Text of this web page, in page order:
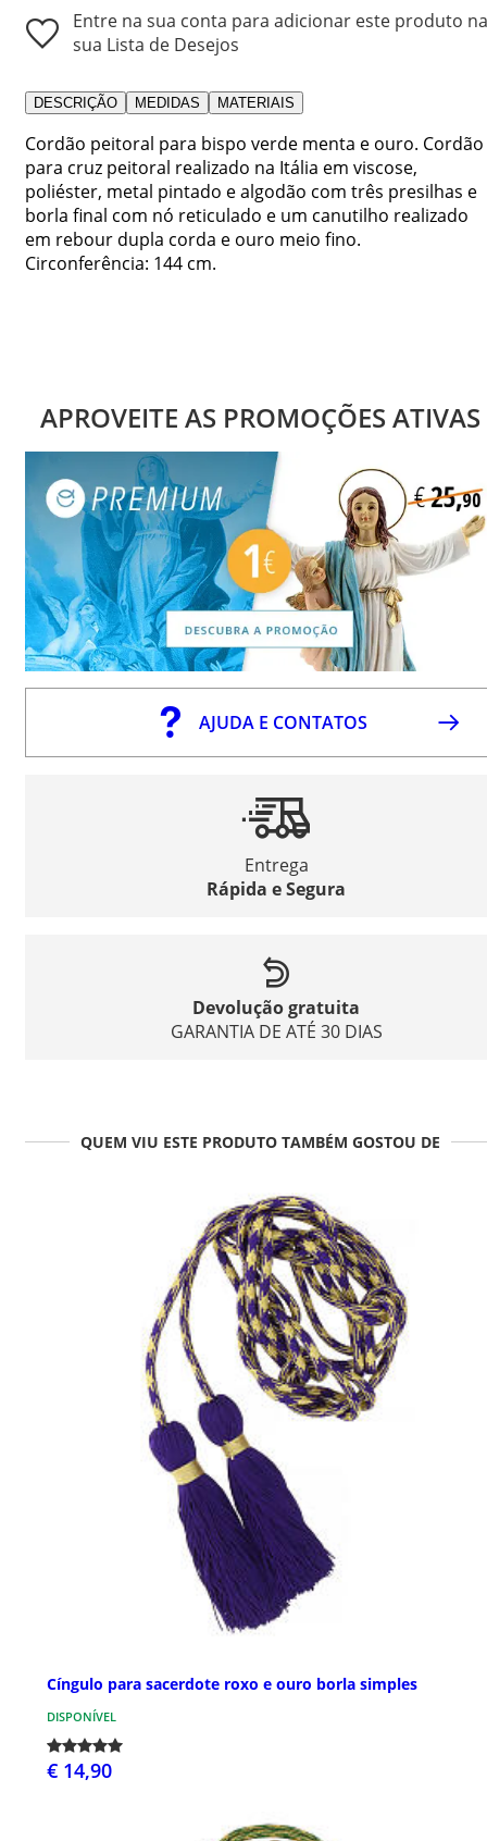
Entre na sua conta para adicionar este produto na
sua Lista de Desejos
DESCRIÇÃO MEDIDAS MATERIAIS
Cordão peitoral para bispo verde menta e ouro. Cordão
para cruz peitoral realizado na Itália em viscose,
poliéster, metal pintado e algodão com três presilhas e
borla final com nó reticulado e um canutilho realizado
em rebour dupla corda e ouro meio fino.
Circonferência: 144 cm.
APROVEITE AS PROMOÇÕES ATIVAS
AJUDA E CONTATOS
Entrega
Rápida e Segura
Devolução gratuita
GARANTIA DE ATÉ 30 DIAS
QUEM VIU ESTE PRODUTO TAMBÉM GOSTOU DE
Cíngulo para sacerdote roxo e ouro borla simples
DISPONÍVEL
€ 14,90